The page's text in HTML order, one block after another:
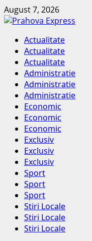
Skip
to
August 7, 2026
Primary
Menu
Actualitate
Actualitate
Actualitate
Administratie
Administratie
Administratie
Economic
Economic
Economic
Exclusiv
Exclusiv
Exclusiv
Sport
Sport
Sport
Stiri Locale
Stiri Locale
Stiri Locale